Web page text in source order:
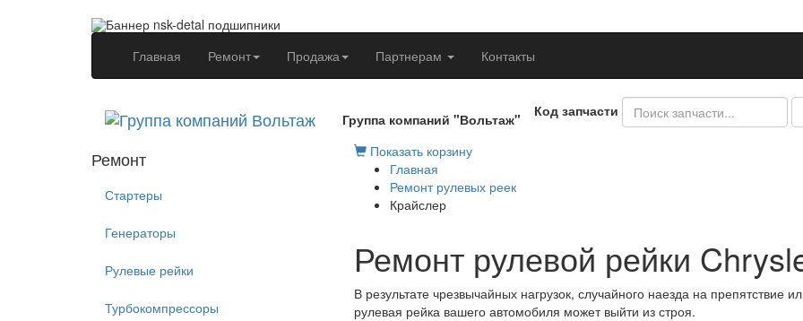
Главная (current)Ремонт Продажа Партнерам Контакты
Группа компаний "Вольтаж"
Код запчасти
Ремонт
Стартеры
Генераторы
Рулевые рейки
Турбокомпрессоры
Показать корзину
Главная
Ремонт рулевых реек
Крайслер
Ремонт рулевой рейки
В результате чрезвычайных нагрузок, случайного наезда на препятствие
рулевая рейка вашего автомобиля может выйти из строя.